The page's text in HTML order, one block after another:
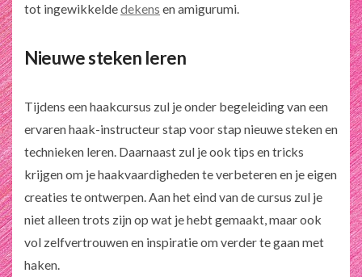
tot ingewikkeldedekens en amigurumi.
Nieuwe steken leren
Tijdens een haakcursus zul je onder begeleiding van een
ervaren haak-instructeur stap voor stap nieuwe steken en
technieken leren. Daarnaast zul je ook tips en tricks
krijgen om je haakvaardigheden te verbeteren en je eigen
creaties te ontwerpen. Aan het eind van de cursus zul je
niet alleen trots zijn op wat je hebt gemaakt, maar ook
vol zelfvertrouwen en inspiratie om verder te gaan met
haken.